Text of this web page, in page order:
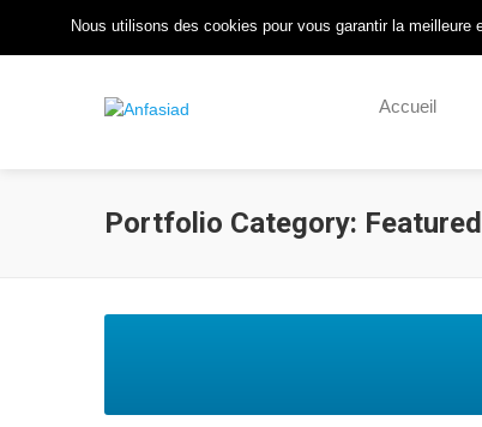
Pour nous Joindre : 05 57 55 14 57 / Nous
Accueil
Portfolio Category: Featured
Nous utilisons des cookies pour vous garantir la